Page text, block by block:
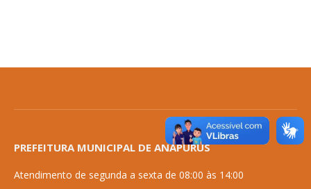
PREFEITURA MUNICIPAL DE ANAPURUS
Atendimento de segunda a sexta de 08:00 às 14:00